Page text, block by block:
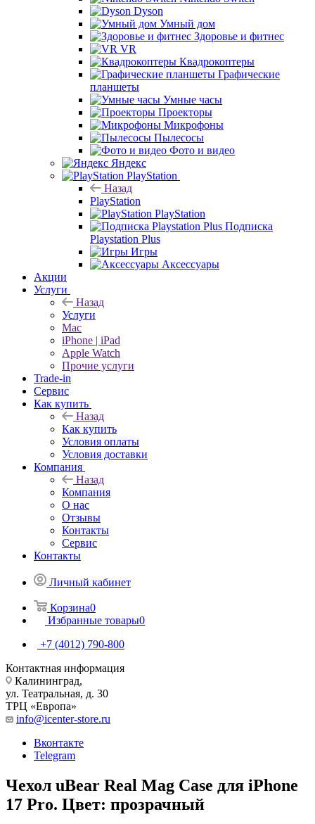
Dyson
Умный дом
Здоровье и фитнес
VR
Квадрокоптеры
Графические
планшеты
Умные часы
Проекторы
Микрофоны
Пылесосы
Фото и видео
Яндекс
PlayStation
Назад
PlayStation
PlayStation
Подписка
Playstation Plus
Игры
Аксессуары
Акции
Услуги
Назад
Услуги
Mac
iPhone | iPad
Apple Watch
Прочие услуги
Trade-in
Сервис
Как купить
Назад
Как купить
Условия оплаты
Условия доставки
Компания
Назад
Компания
О нас
Отзывы
Контакты
Сервис
Контакты
Личный кабинет
Корзина0
Избранные товары0
+7 (4012) 790-800
Контактная информация
Калининград,
ул. Театральная, д. 30
ТРЦ «Европа»
info@icenter-store.ru
Вконтакте
Telegram
Чехол uBear Real Mag Case для iPhone
17 Pro. Цвет: прозрачный